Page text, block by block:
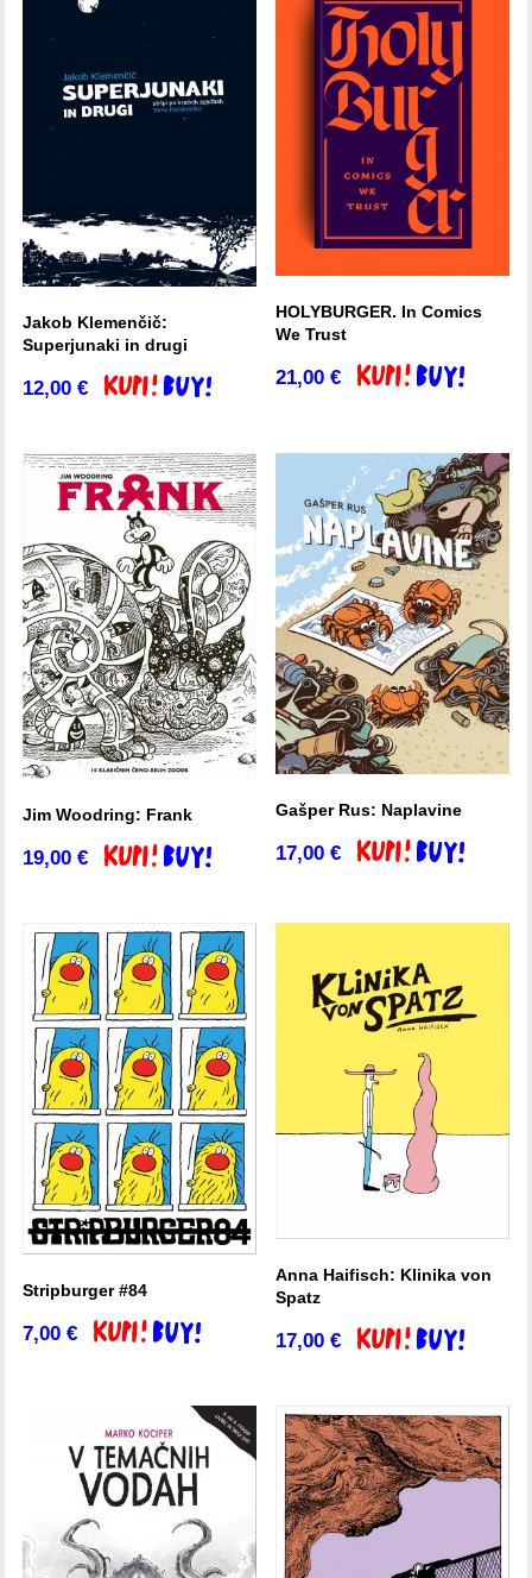
Jakob Klemenčič:
Superjunaki in drugi
12,00€ Dodaj v košarico
HOLYBURGER. In Comics
We Trust
21,00€ Dodaj v košarico
Jim Woodring: Frank
19,00€ Dodaj v košarico
Gašper Rus: Naplavine
17,00€ Dodaj v košarico
Stripburger #84
7,00€ Dodaj v košarico
Anna Haifisch: Klinika von
Spatz
17,00€ Dodaj v košarico